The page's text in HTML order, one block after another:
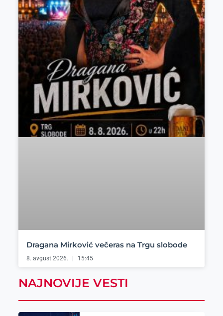
Dragana Mirković večeras na Trgu slobode
8. avgust 2026. 15:45
NAJNOVIJE VESTI